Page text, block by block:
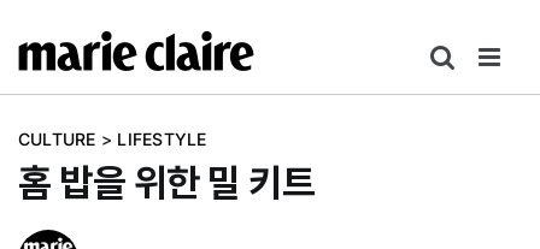
텐
건CULTURE > LIFESTYLE
홈 밥을 위한 밀 키트